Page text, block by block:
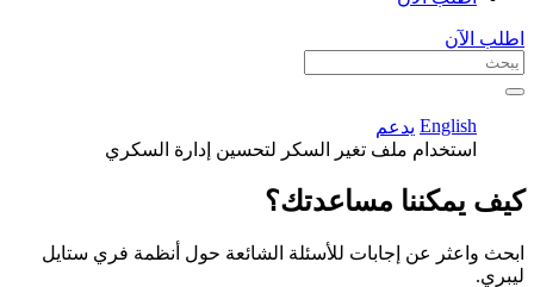
اطلب الآن
English يدعم
استخدام ملف تغير السكر لتحسين إدارة السكري
كيف يمكننا مساعدتك؟
ابحث واعثر عن إجابات للأسئلة الشائعة حول أنظمة فري ستايل
ليبري.